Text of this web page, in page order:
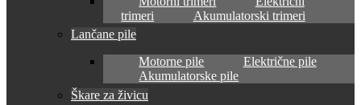
trimeri
Akumulatorski trimeri
Lančane pile
Motorne pile
Električne pile
Akumulatorske pile
Škare za živicu